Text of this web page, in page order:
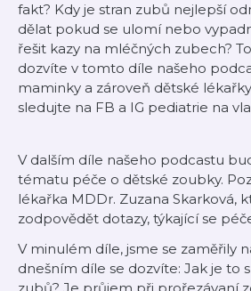
fakt? Kdy je stran zubů nejlepší
dělat pokud se ulomí nebo
řešit kazy na mléčných zubech?
dozvíte v tomto díle našeho
maminky a zároveň dětské
sledujte na FB a IG pediatrie na
V dalším díle našeho podcastu
tématu péče o dětské zoubky.
lékařka MDDr. Zuzana Skarková,
zodpovědět dotazy, týkající se
V minulém díle, jsme se zaměřily
dnešním díle se dozvíte: Jak je to